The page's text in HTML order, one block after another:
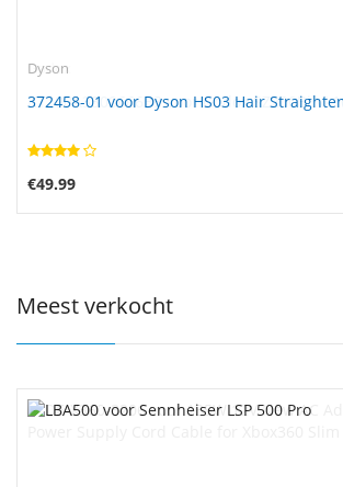
Dyson
372458-01 voor Dyson HS03 Hair
€49.99
Meest verkocht